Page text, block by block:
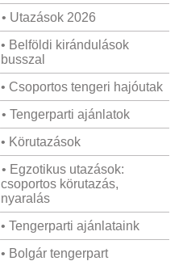
• Utazások 2026
• Belföldi kirándulások
busszal
• Csoportos tengeri hajóutak
• Tengerparti ajánlatok
• Körutazások
• Egzotikus utazások:
csoportos körutazás,
nyaralás
• Tengerparti ajánlataink
• Bolgár tengerpart